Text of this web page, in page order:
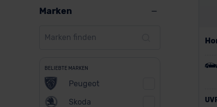
Marken
BELIEBTE MARKEN
Peugeot
Skoda